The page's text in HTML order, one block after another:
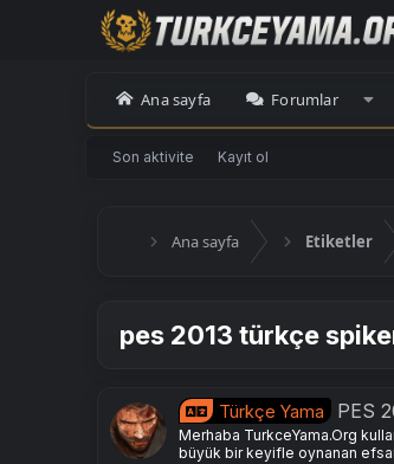
Ana sayfa Forumlar
Son aktivite Kayıt ol
Ana sayfa Etiketler
pes 2013 türkçe
Türkçe Yama PES
Merhaba TurkceYama.Org
büyük bir keyifle oynanan